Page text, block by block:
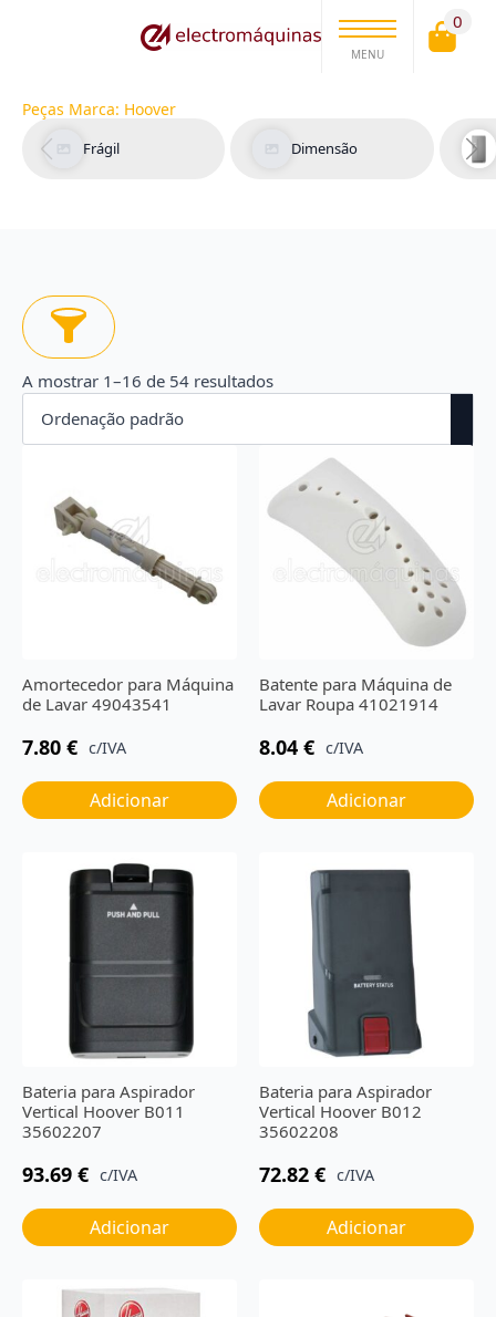
MENU
0
Peças Marca: Hoover
Frágil Dimensão
A mostrar 1–16 de 54 resultados
Amortecedor para Máquina
de Lavar 49043541
7.80 € c/IVA
Adicionar
Batente para Máquina de
Lavar Roupa 41021914
8.04 € c/IVA
Adicionar
Bateria para Aspirador
Vertical Hoover B011
35602207
93.69 € c/IVA
Adicionar
Bateria para Aspirador
Vertical Hoover B012
35602208
72.82 € c/IVA
Adicionar